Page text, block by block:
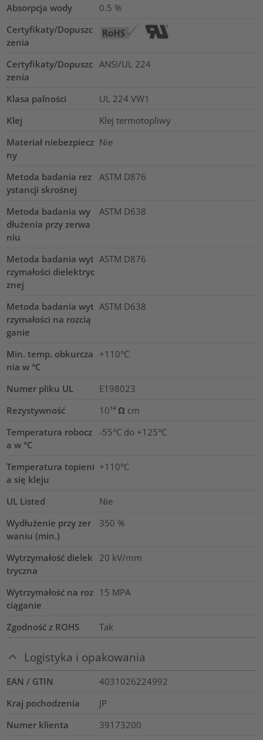
Absorpcja wody 0.5 %
Certyfikaty/Dopuszc
zenia
Certyfikaty/Dopuszc
zenia
ANSI/UL 224
Klasa palności
UL 224 VW1
Klej
Klej termotopliwy
Materiał niebezpiecz
ny
Nie
Metoda badania rez
ystancji skrośnej
ASTM D876
Metoda badania wy
dłużenia przy zerwa
niu
ASTM D638
Metoda badania wyt
rzymałości dielektryc
znej
ASTM D876
Metoda badania wyt
rzymałości na rozcią
ganie
ASTM D638
Min. temp. obkurcza
nia w °C
+110°C
Numer pliku UL
E198023
Rezystywność
10¹⁴ Ω cm
Temperatura robocz
a w °C
-55°C do +125°C
Temperatura topieni
a się kleju
+110°C
UL Listed
Nie
Wydłużenie przy zer
waniu (min.)
350 %
Wytrzymałość dielek
tryczna
20 kV/mm
Wytrzymałość na roz
ciąganie
15 MPA
Zgodność z ROHS Tak
Logistyka i opakowania
EAN / GTIN
4031026224992
Kraj pochodzenia
JP
Numer klienta
39173200